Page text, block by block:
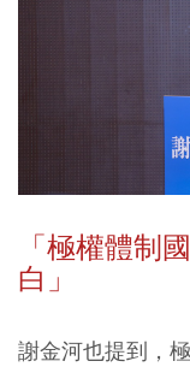
「極權體制
白」
謝金河也提到，